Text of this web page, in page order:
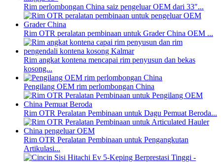
Rim perlombongan China saiz pengeluar OEM dari 33″...
Rim OTR peralatan pembinaan untuk Grader China OEM ...
Rim angkat kontena mencapai rim penyusun dan bekas
kosong...
Pengilang OEM rim perlombongan China
Rim OTR Peralatan Pembinaan untuk Dagu Pemuat Beroda...
Rim OTR Peralatan Pembinaan untuk Pengangkutan
Artikulasi...